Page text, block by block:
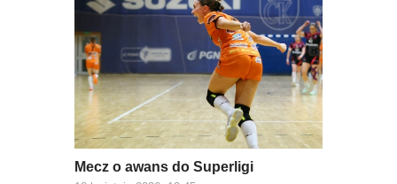
Mecz o awans do Superligi